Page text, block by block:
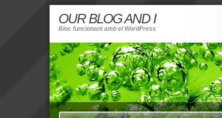
OUR BLOG AND I
Bloc funcionant amb el WordPress